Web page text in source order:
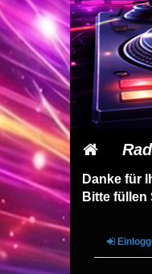
Danke für
Bitte füllen